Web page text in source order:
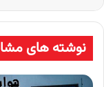
نوشته های